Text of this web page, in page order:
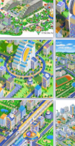
来のマンシ... 街並
並イラスト... 街並